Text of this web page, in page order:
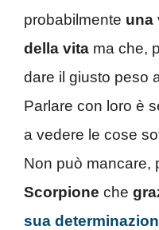
probabilmente una
della vita ma che,
dare il giusto peso
Parlare con loro è
a vedere le cose
Non può mancare,
Scorpione che
sua